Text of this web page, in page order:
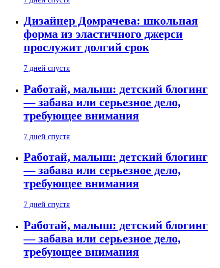
Дизайнер Домрачева: школьная
форма из эластичного джерси
прослужит долгий срок
7 дней спустя
Работай, малыш: детский блогинг
— забава или серьезное дело,
требующее внимания
7 дней спустя
Работай, малыш: детский блогинг
— забава или серьезное дело,
требующее внимания
7 дней спустя
Работай, малыш: детский блогинг
— забава или серьезное дело,
требующее внимания